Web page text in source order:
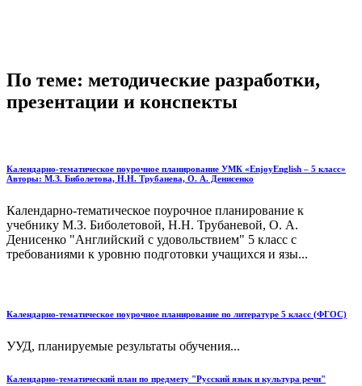
По теме: методические разработки,
презентации и конспекты
Календарно-тематическое поурочное планирование УМК «EnjoyEnglish – 5 класс»
Авторы: М.З. Биболетова, Н.Н. Трубанева, О. А. Денисенко
Календарно-тематическое поурочное планирование к
учебнику М.З. Биболетовой, Н.Н. Трубаневой, О. А.
Денисенко "Английский с удовольствием" 5 класс с
требованиями к уровню подготовки учащихся и язы...
Календарно-тематическое поурочное планирование по литературе 5 класс (ФГОС)
УУД, планируемые результаты обучения...
Календарно-тематический план по предмету "Русский язык и культура речи"